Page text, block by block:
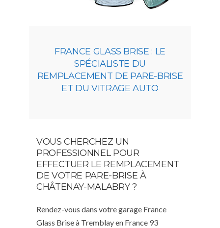
FRANCE GLASS BRISE : LE
SPÉCIALISTE DU
REMPLACEMENT DE PARE-BRISE
ET DU VITRAGE AUTO
VOUS CHERCHEZ UN
PROFESSIONNEL POUR
EFFECTUER LE REMPLACEMENT
DE VOTRE PARE-BRISE À
CHÂTENAY-MALABRY ?
Rendez-vous dans votre garage France
Glass Brise à Tremblay en France 93